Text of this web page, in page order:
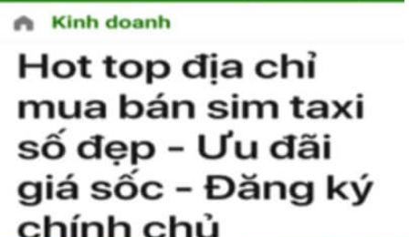
còn thể hiện được nhiều phong cách làm việc chuyên nghiệp của
người sử dụng.
Theo ngũ hành sinh khắc, con số 8 là con số cát của mệnh Thổ.
Người mệnh này sử dụng sim điện thoại chứa số 8 sẽ mang lại
nhiều may mắn và tài lộc.
Ngoài ra khi lựa chọn sim số đẹp chúng ta nên chọn dãy số âm
dương hài hòa và có tổng số nút cao, như vậy việc làm ăn sẽ gặp
nhiều thuận lợi và suôn sẻ hơn.
Hãy lựa chọn sim lục quý 8 hợp phong thủy và vận mệnh để đem
đến vượng khí và may mắn trong công danh, sự nghiệp.